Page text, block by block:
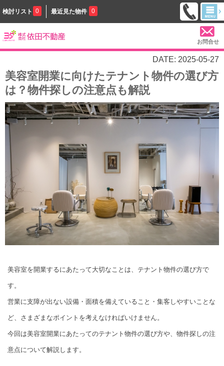
検討リスト 0 最近見た物件 0
お問合せ
DATE: 2025-05-27
美容室開業に向けたテナント物件の選び方
は？物件探しの注意点も解説
美容室を開業するにあたって大切なことは、テナント物件の選び方で
す。
営業に支障が出ない設備・面積を備えていること・集客しやすいことな
ど、さまざまなポイントを考えなければいけません。
今回は美容室開業にあたってのテナント物件の選び方や、物件探しの注
意点について解説します。